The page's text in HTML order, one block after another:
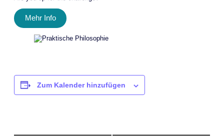
Mehr Info
Zum Kalender hinzufügen